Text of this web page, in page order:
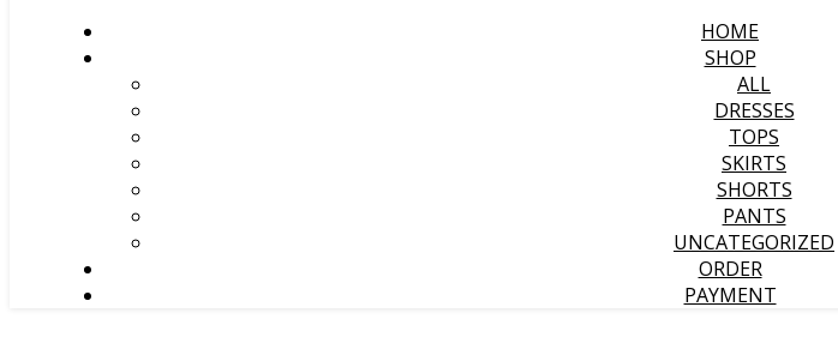
HOME
SHOP
ALL
DRESSES
TOPS
SKIRTS
SHORTS
PANTS
UNCATEGORIZED
ORDER
PAYMENT